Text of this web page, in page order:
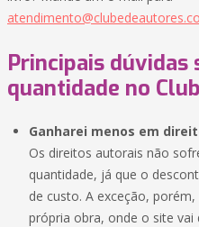
Principais dúvidas
quantidade no
Ganharei menos em
Os direitos autorais não
quantidade, já que o
de custo. A exceção,
própria obra, onde o site